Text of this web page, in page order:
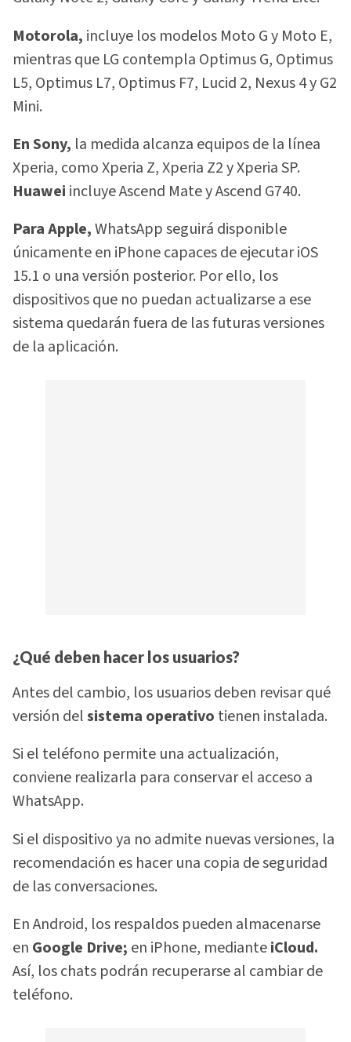
Motorola, incluye los modelos Moto G y Moto E,
mientras que LG contempla Optimus G, Optimus
L5, Optimus L7, Optimus F7, Lucid 2, Nexus 4 y G2
Mini.
En Sony, la medida alcanza equipos de la línea
Xperia, como Xperia Z, Xperia Z2 y Xperia SP.
Huawei incluye Ascend Mate y Ascend G740.
Para Apple,WhatsApp seguirá disponible
únicamente en iPhone capaces de ejecutar iOS
15.1 o una versión posterior. Por ello, los
dispositivos que no puedan actualizarse a ese
sistema quedarán fuera de las futuras versiones
de la aplicación.
¿Qué deben hacer los usuarios?
Antes del cambio, los usuarios deben revisar qué
versión delsistema operativo tienen instalada.
Si el teléfono permite una actualización,
conviene realizarla para conservar el acceso a
WhatsApp.
Si el dispositivo ya no admite nuevas versiones, la
recomendación es hacer una copia de seguridad
de las conversaciones.
En Android, los respaldos pueden almacenarse
en Google Drive; en iPhone, medianteiCloud.
Así, los chats podrán recuperarse al cambiar de
teléfono.